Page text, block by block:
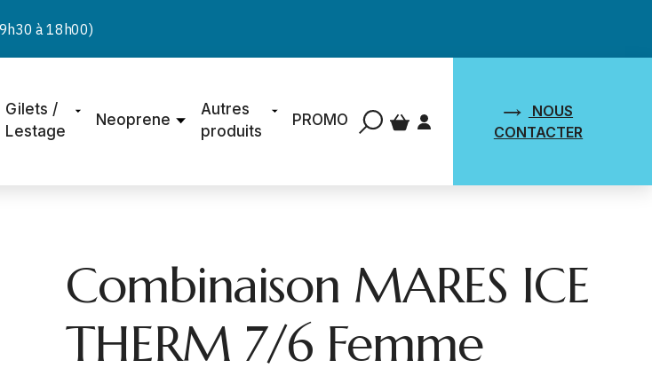
9h30 à 18h00)
Gilets /
Lestage
Neoprene
Autres
produits
PROMO
NOUS
CONTACTER
Combinaison MARES ICE
THERM 7/6 Femme